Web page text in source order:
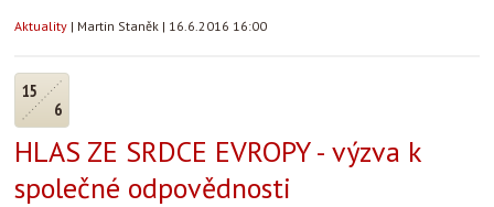
Aktuality | Martin Staněk | 16.6.2016 16:00
15
6
HLAS ZE SRDCE EVROPY - výzva k
společné odpovědnosti